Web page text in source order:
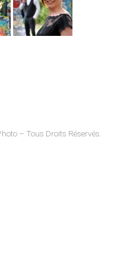
– Tous Droits Réservés.